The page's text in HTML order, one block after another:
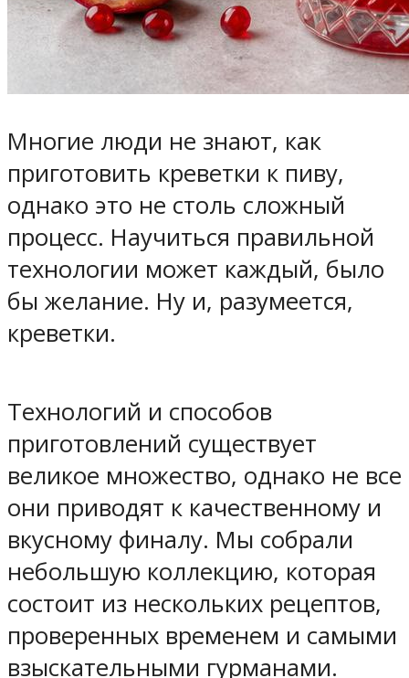
Многие люди не знают, как
приготовить креветки к пиву,
однако это не столь сложный
процесс. Научиться правильной
технологии может каждый, было
бы желание. Ну и, разумеется,
креветки.
Технологий и способов
приготовлений существует
великое множество, однако не все
они приводят к качественному и
вкусному финалу. Мы собрали
небольшую коллекцию, которая
состоит из нескольких рецептов,
проверенных временем и самыми
взыскательными гурманами.